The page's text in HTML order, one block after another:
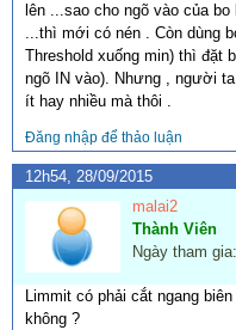
lên ...sao cho ngõ vào của
...thì mới có nén . Còn dùng
Threshold xuống min) thì đặt
ngõ IN vào). Nhưng , người
ít hay nhiều mà thôi .
Đăng nhập để thảo luận
12h54, 28/09/2015
malai2
Thành Viên
Ngày tham
Limmit có phải cắt ngang
không ?